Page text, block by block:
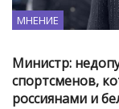
МНЕНИЕ
Министр:
спортсменов,
россиянами и